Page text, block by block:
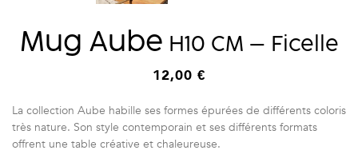
Mug Aube H10 CM – Ficelle
12,00 €
La collection Aube habille ses formes épurées de différents coloris
très nature. Son style contemporain et ses différents formats
offrent une table créative et chaleureuse.